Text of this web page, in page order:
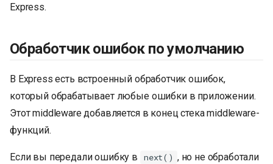
Express.
Обработчик ошибок по умолчанию
В Express есть встроенный обработчик ошибок,
который обрабатывает любые ошибки в приложении.
Этот middleware добавляется в конец стека middleware-
функций.
Если вы передали ошибку в next() , но не обработали